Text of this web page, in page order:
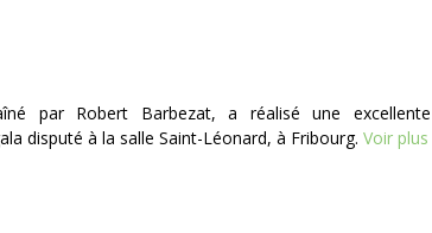
par Robert Barbezat, a réalisé une excellente
disputé à la salle Saint-Léonard, à Fribourg. Voir plus